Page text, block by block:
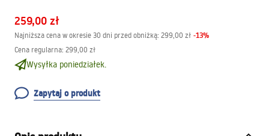
259,00 zł
Najniższa cena w okresie 30 dni przed obniżką: 299,00 zł -13%
Cena regularna: 299,00 zł
Wysyłka poniedziałek.
Zapytaj o produkt